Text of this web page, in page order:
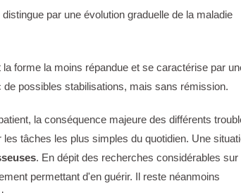
par une évolution graduelle de la maladie
forme la moins répandue et se caractérise par
possibles stabilisations, mais sans rémission.
la conséquence majeure des différents
tâches les plus simples du quotidien. Une
. En dépit des recherches considérables sur
permettant d'en guérir. Il reste néanmoins